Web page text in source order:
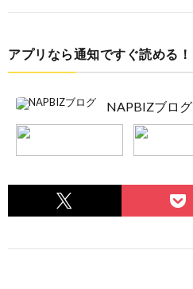
アプリなら通知ですぐ読める！
NAPBIZブログ